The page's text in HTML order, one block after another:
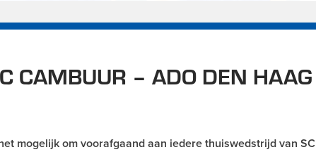
CAMBUUR – ADO DEN HAAG
mogelijk om voorafgaand aan iedere thuiswedstrijd van